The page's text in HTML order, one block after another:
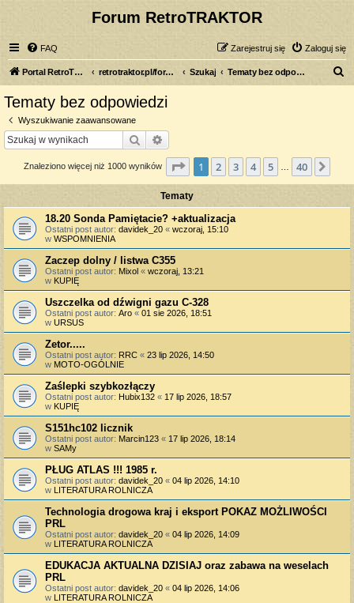
Forum RetroTRAKTOR
FAQ Zaloguj się
Zarejestruj się
Portal RetroTRAKTOR.pl retrotraktor.pl/forum Szukaj Tematy bez odpowiedzi
Tematy bez odpowiedzi
Wyszukiwanie zaawansowane
Szukaj
Znaleziono więcej niż 1000 wyników Strona z40
1 2 3 4 5 40
Tematy
18.20 Sonda Pamiętacie? +aktualizacja
Ostatni post autor: davidek_20 « wczoraj, 15:10
w WSPOMNIENIA
Zaczep dolny / listwa C355
Ostatni post autor: Mixol « wczoraj, 13:21
w KUPIĘ
Uszczelka od dźwigni gazu C-328
Ostatni post autor: Aro « 01 sie 2026, 18:51
w URSUS
Zetor.....
Ostatni post autor: RRC « 23 lip 2026, 14:50
w MOTO-OGÓLNIE
Zaślepki szybkozłączy
Ostatni post autor: Hubix132 « 17 lip 2026, 18:57
w KUPIĘ
S151hc102 licznik
Ostatni post autor: Marcin123 « 17 lip 2026, 18:14
w SAMy
PŁUG ATLAS !!! 1985 r.
Ostatni post autor: davidek_20 « 04 lip 2026, 14:10
w LITERATURA ROLNICZA
Technologia drogowa kraj i eksport POKAZ MOŻLIWOŚCI
PRL
Ostatni post autor: davidek_20 « 04 lip 2026, 14:09
w LITERATURA ROLNICZA
EDUKACJA AKTUALNA DZISIAJ oraz zabawa na weselach
PRL
Ostatni post autor: davidek_20 « 04 lip 2026, 14:06
w LITERATURA ROLNICZA